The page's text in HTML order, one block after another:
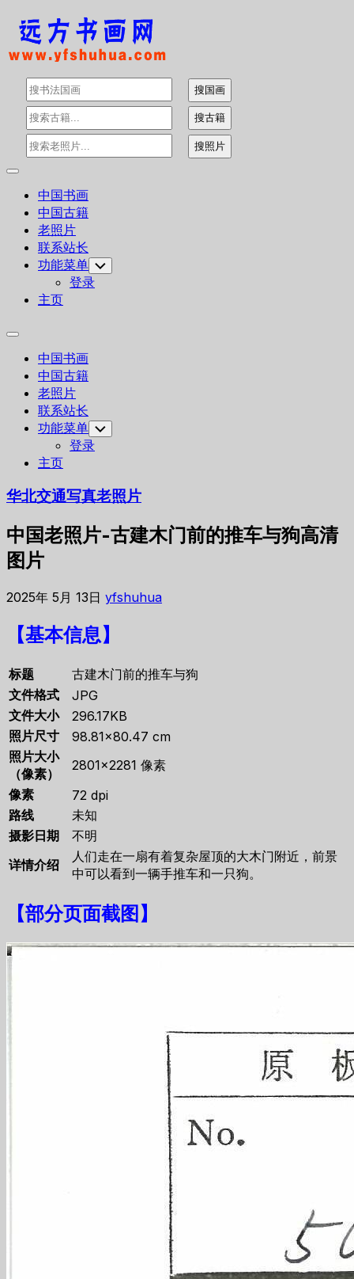
Skip
content
Expand
中国书画
中国古籍
老照片
联系站长
功能菜单 Toggle
Child
Menu
登录
主页
Expand
中国书画
中国古籍
老照片
联系站长
功能菜单 Toggle
Child
Menu
登录
主页
华北交通写真老照片
中国老照片-古建木门前的推车与狗高清
图片
2025年 5月 13日 yfshuhua
【基本信息】
标题
古建木门前的推车与狗
文件格式
JPG
文件大小
296.17KB
照片尺寸
98.81×80.47 cm
照片大小
（像素）
2801×2281 像素
像素
72 dpi
路线
未知
摄影日期
不明
详情介绍
人们走在一扇有着复杂屋顶的大木门附近，前景
中可以看到一辆手推车和一只狗。
【部分页面截图 】